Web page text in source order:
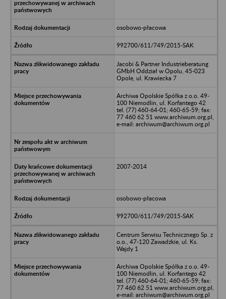
osobowo-płacowa
992700/611/749/2015-SAK
Jacobi & Partner Industrieberatung
GMbH Oddział w Opolu, 45-023
Opole, ul. Krawiecka 7
Archiwa Opolskie Spółka z o.o. 49-
100 Niemodlin, ul. Korfantego 42
tel. (77) 460-64-01; 460-65-59; fax:
77 460 62 51 www.archiwum.org.pl,
e-mail: archiwum@archiwum.org.pl
2007-2014
osobowo-płacowa
992700/611/749/2015-SAK
Centrum Serwisu Technicznego Sp. z
o.o., 47-120 Zawadzkie, ul. Ks.
Wajdy 1
Archiwa Opolskie Spółka z o.o. 49-
100 Niemodlin, ul. Korfantego 42
tel. (77) 460-64-01; 460-65-59; fax:
77 460 62 51 www.archiwum.org.pl,
e-mail: archiwum@archiwum.org.pl